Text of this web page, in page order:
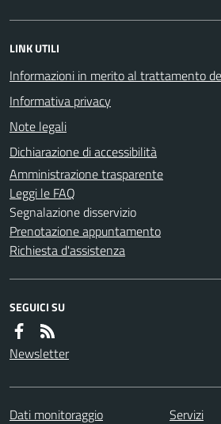
LINK UTILI
Informazioni in merito al trattamento
Informativa privacy
Note legali
Dichiarazione di accessibilità
Amministrazione trasparente
Leggi le FAQ
Segnalazione disservizio
Prenotazione appuntamento
Richiesta d'assistenza
SEGUICI SU
Newsletter
Dati monitoraggio Servizi